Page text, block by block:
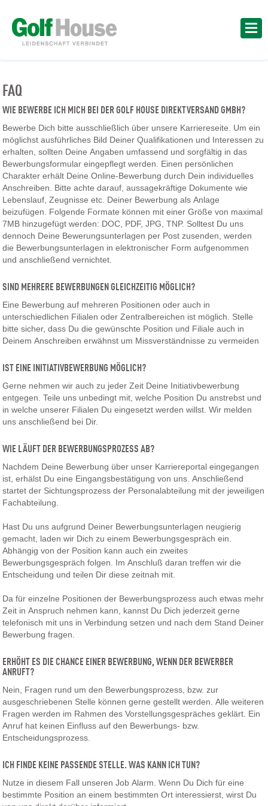
FAQ
WIE BEWERBE ICH MICH BEI DER GOLF HOUSE DIREKTVERSAND GMBH?
Bewerbe Dich bitte ausschließlich über unsere Karriereseite. Um ein
möglichst ausführliches Bild Deiner Qualifikationen und Interessen zu
erhalten, sollten Deine Angaben umfassend und sorgfältig in das
Bewerbungsformular eingepflegt werden. Einen persönlichen
Charakter erhält Deine Online-Bewerbung durch Dein individuelles
Anschreiben. Bitte achte darauf, aussagekräftige Dokumente wie
Lebenslauf, Zeugnisse etc. Deiner Bewerbung als Anlage
beizufügen. Folgende Formate können mit einer Größe von maximal
7MB hinzugefügt werden: DOC, PDF, JPG, TNP. Solltest Du uns
dennoch Deine Bewerungsunterlagen per Post zusenden, werden
die Bewerbungsunterlagen in elektronischer Form aufgenommen
und anschließend vernichtet.
SIND MEHRERE BEWERBUNGEN GLEICHZEITIG MÖGLICH?
Eine Bewerbung auf mehreren Positionen oder auch in
unterschiedlichen Filialen oder Zentralbereichen ist möglich. Stelle
bitte sicher, dass Du die gewünschte Position und Filiale auch in
Deinem Anschreiben erwähnst um Missverständnisse zu vermeiden
IST EINE INITIATIVBEWERBUNG MÖGLICH?
Gerne nehmen wir auch zu jeder Zeit Deine Initiativbewerbung
entgegen. Teile uns unbedingt mit, welche Position Du anstrebst und
in welche unserer Filialen Du eingesetzt werden willst. Wir melden
uns anschließend bei Dir.
WIE LÄUFT DER BEWERBUNGSPROZESS AB?
Nachdem Deine Bewerbung über unser Karriereportal eingegangen
ist, erhälst Du eine Eingangsbestätigung von uns. Anschließend
startet der Sichtungsprozess der Personalabteilung mit der jeweiligen
Fachabteilung.
Hast Du uns aufgrund Deiner Bewerbungsunterlagen neugierig
gemacht, laden wir Dich zu einem Bewerbungsgespräch ein.
Abhängig von der Position kann auch ein zweites
Bewerbungsgespräch folgen. Im Anschluß daran treffen wir die
Entscheidung und teilen Dir diese zeitnah mit.
Da für einzelne Positionen der Bewerbungsprozess auch etwas mehr
Zeit in Anspruch nehmen kann, kannst Du Dich jederzeit gerne
telefonisch mit uns in Verbindung setzen und nach dem Stand Deiner
Bewerbung fragen.
ERHÖHT ES DIE CHANCE EINER BEWERBUNG, WENN DER BEWERBER
ANRUFT?
Nein, Fragen rund um den Bewerbungsprozess, bzw. zur
ausgeschriebenen Stelle können gerne gestellt werden. Alle weiteren
Fragen werden im Rahmen des Vorstellungsgespräches geklärt. Ein
Anruf hat keinen Einfluss auf den Bewerbungs- bzw.
Entscheidungsprozess.
ICH FINDE KEINE PASSENDE STELLE. WAS KANN ICH TUN?
Nutze in diesem Fall unseren Job Alarm. Wenn Du Dich für eine
bestimmte Position an einem bestimmten Ort interessierst, wirst Du